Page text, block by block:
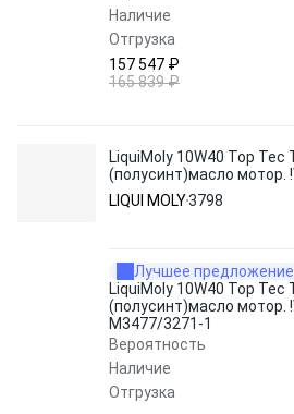
Наличие
Отгрузка
157 547 ₽
165 839 ₽
LiquiMoly 10W40 Top Tec
(полусинт)масло мотор.
M3477/3271-1
LIQUI MOLY3798
Лучшее предложение
LiquiMoly 10W40 Top Tec
(полусинт)масло мотор.
M3477/3271-1
Вероятность
Наличие
Отгрузка